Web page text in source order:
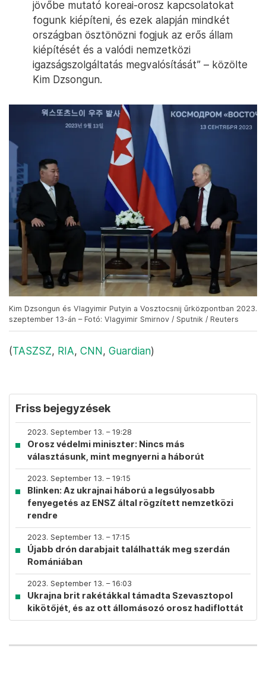
jövőbe mutató koreai-orosz kapcsolatokat
fogunk kiépíteni, és ezek alapján mindkét
országban ösztönözni fogjuk az erős állam
kiépítését és a valódi nemzetközi
igazságszolgáltatás megvalósítását” – közölte
Kim Dzsongun.
Kim Dzsongun és Vlagyimir Putyin a Vosztocsnij űrközpontban 2023.
szeptember 13-án – Fotó: Vlagyimir Smirnov / Sputnik / Reuters
(TASZSZ, RIA, CNN, Guardian)
Friss bejegyzések
2023. September 13. – 19:28
Orosz védelmi miniszter: Nincs más
választásunk, mint megnyerni a háborút
2023. September 13. – 19:15
Blinken: Az ukrajnai háború a legsúlyosabb
fenyegetés az ENSZ által rögzített nemzetközi
rendre
2023. September 13. – 17:15
Újabb drón darabjait találhatták meg szerdán
Romániában
2023. September 13. – 16:03
Ukrajna brit rakétákkal támadta Szevasztopol
kikötőjét, és az ott állomásozó orosz hadiflottát